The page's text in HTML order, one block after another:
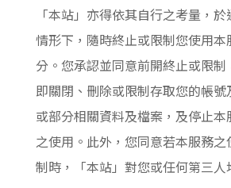
「本站」亦得依其自行之考量，
情形下，隨時終止或限制您使用本
分。您承認並同意前開終止或限
即關閉、刪除或限制存取您的帳
或部分相關資料及檔案，及停止
之使用。此外，您同意若本服務
制時，「本站」對您或任何第三人